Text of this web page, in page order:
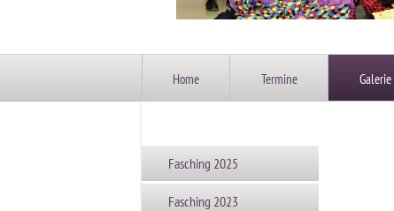
Home Termine Galerie
Fasching 2025
Fasching 2023